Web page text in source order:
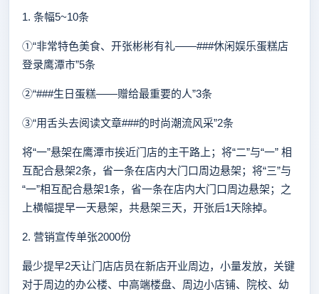
1. 条幅5~10条
①“非常特色美食、开张彬彬有礼——###休闲娱乐蛋糕店
登录鹰潭市”5条
②“###生日蛋糕——赠给最重要的人”3条
③“用舌头去阅读文章###的时尚潮流风采”2条
将“一”悬架在鹰潭市挨近门店的主干路上；将“二”与“一” 相
互配合悬架2条，省一条在店内大门口周边悬架；将“三”与
“一”相互配合悬架1条，省一条在店内大门口周边悬架；之
上横幅提早一天悬架，共悬架三天，开张后1天除掉。
2. 营销宣传单张2000份
最少提早2天让门店店员在新店开业周边，小量发放，关键
对于周边的办公楼、中高端楼盘、周边小店铺、院校、幼